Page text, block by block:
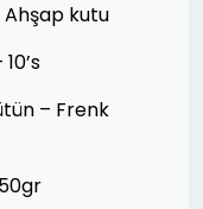
Ahşap kutu
– Frenk